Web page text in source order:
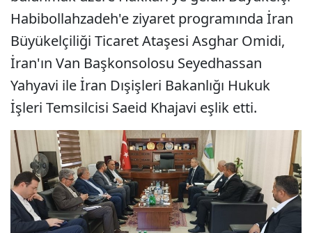
Habibollahzadeh'e ziyaret programında İran
Büyükelçiliği Ticaret Ataşesi Asghar Omidi,
İran'ın Van Başkonsolosu Seyedhassan
Yahyavi ile İran Dışişleri Bakanlığı Hukuk
İşleri Temsilcisi Saeid Khajavi eşlik etti.